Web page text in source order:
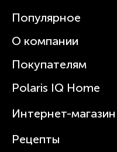
Популярное
Кофемашины
Вертикальные пылесосы
Зубные щетки и ирригаторы
Увлажнители
Посуда
О компании
О Polaris
Статьи
Покупателям
Сервисные центры
Где купить
Polaris IQ Home
Интернет-магазин
Рецепты